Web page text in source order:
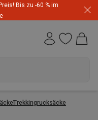
Bis zu -60 % im
Trekkingrucksäcke